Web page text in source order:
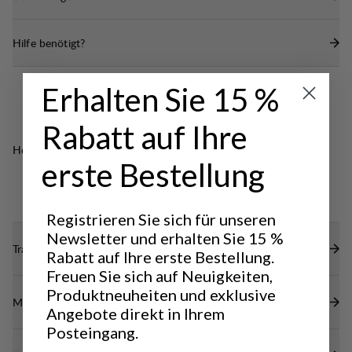
Flache Eingrifftaschen mit Reißverschluss
Innenseite des Reißverschlusses.
Hoher Kragen mit Kinnschutz.
Hilfe benötigt?
Hervorragend für
TREKKING
Transparenz
Materialien
Erhalten Sie 15 %
Rabatt auf Ihre
erste Bestellung
Registrieren Sie sich für unseren
Newsletter und erhalten Sie 15 %
Rabatt auf Ihre erste Bestellung.
Freuen Sie sich auf Neuigkeiten,
Produktneuheiten und exklusive
Angebote direkt in Ihrem
Posteingang.